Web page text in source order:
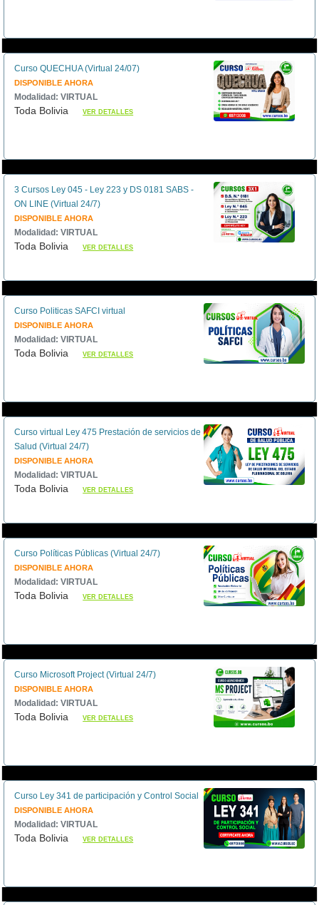
Curso QUECHUA (Virtual 24/07)
DISPONIBLE AHORA
Modalidad: VIRTUAL
Toda BoliviaVER DETALLES
3 Cursos Ley 045 - Ley 223 y DS 0181 SABS -
ON LINE (Virtual 24/7)
DISPONIBLE AHORA
Modalidad: VIRTUAL
Toda BoliviaVER DETALLES
Curso Politicas SAFCI virtual
DISPONIBLE AHORA
Modalidad: VIRTUAL
Toda BoliviaVER DETALLES
Curso virtual Ley 475 Prestación de servicios de
Salud (Virtual 24/7)
DISPONIBLE AHORA
Modalidad: VIRTUAL
Toda BoliviaVER DETALLES
Curso Políticas Públicas (Virtual 24/7)
DISPONIBLE AHORA
Modalidad: VIRTUAL
Toda BoliviaVER DETALLES
Curso Microsoft Project (Virtual 24/7)
DISPONIBLE AHORA
Modalidad: VIRTUAL
Toda BoliviaVER DETALLES
Curso Ley 341 de participación y Control Social
DISPONIBLE AHORA
Modalidad: VIRTUAL
Toda BoliviaVER DETALLES